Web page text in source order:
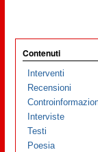
Contenuti
Interventi
Recensioni
Interviste
Testi
Poesia